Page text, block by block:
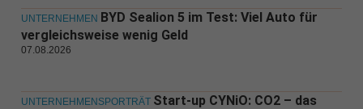
UNTERNEHMEN BYD Sealion 5 im Test: Viel Auto für
vergleichsweise wenig Geld
07.08.2026
UNTERNEHMENSPORTRÄT Start-up CYNiO: CO2 – das